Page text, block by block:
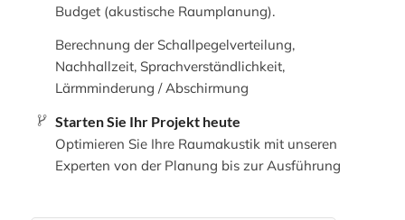
Budget (akustische Raumplanung).
Berechnung der Schallpegelverteilung,
Nachhallzeit, Sprachverständlichkeit,
Lärmminderung / Abschirmung
Starten Sie Ihr Projekt heute
Optimieren Sie Ihre Raumakustik mit unseren
Experten von der Planung bis zur Ausführung